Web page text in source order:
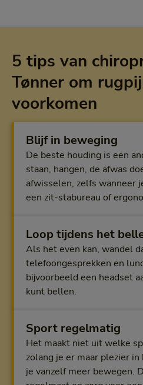
5 tips van
Tønner om
voorkomen
Blijf in beweging
De beste houding is een
staan, hangen, de afwas
afwisselen, zelfs wanneer
een zit-stabureau of
Loop tijdens het
Als het even kan, wandel
telefoongesprekken en
bijvoorbeeld een headset
kunt bellen.
Sport regelmatig
Het maakt niet uit welke
zolang je er maar plezier
je vanzelf meer bewegen.